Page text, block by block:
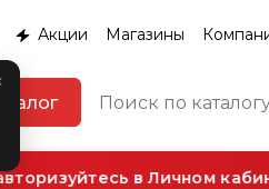
Акции Магазины
в Личном